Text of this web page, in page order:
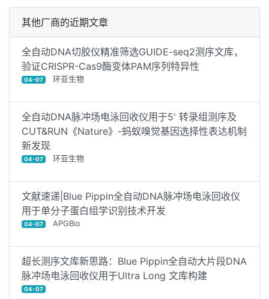
其他厂商的近期文章
全自动DNA切胶仪精准筛选GUIDE-seq2测序文库，
验证CRISPR-Cas9酶变体PAM序列特异性
04-07 环亚生物
全自动DNA脉冲场电泳回收仪用于5' 转录组测序及
CUT&RUN《Nature》-蚂蚁嗅觉基因选择性表达机制
新发现
04-07 环亚生物
文献速递|Blue Pippin全自动DNA脉冲场电泳回收仪
用于单分子蛋白组学识别技术开发
04-07 APGBio
超长测序文库新思路：Blue Pippin全自动大片段DNA
脉冲场电泳回收仪用于Ultra Long 文库构建
04-07